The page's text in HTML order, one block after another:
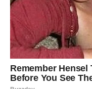
stvoriti prelepu
vam ogromno
Ponovo ćete
Tokom jula vraća vam
primećujete male